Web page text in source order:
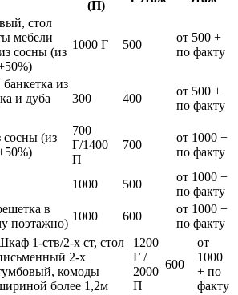
(П)
стол
мебели
сосны (из
1000 Г 500
от 500 +
по факту
банкетка из
и дуба
300 400
от 500 +
по факту
сосны (из
700
Г/1400
П
700
от 1000 +
по факту
1000 500
от 1000 +
по факту
в
поэтажно)
1000 600
от 1000 +
по факту
1-ств/2-х ст, стол
2-х
комоды
более 1,2м
1200
Г /
2000
П
600
от
1000
+ по
факту